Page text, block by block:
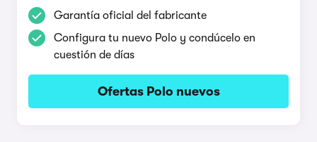
Garantía oficial del fabricante
Configura tu nuevo Polo y condúcelo en
cuestión de días
Ofertas Polo nuevos